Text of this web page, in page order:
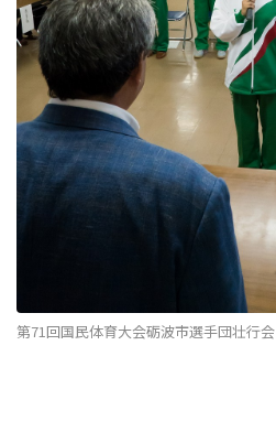
第71回国民体育大会砺波市選手団壮行会